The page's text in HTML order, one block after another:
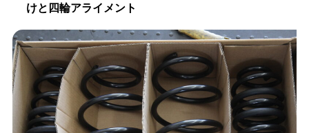
けと四輪アライメント